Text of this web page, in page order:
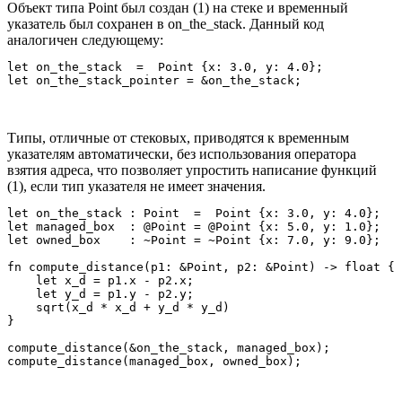
Объект типа Point был создан (1) на стеке и временный
указатель был сохранен в on_the_stack. Данный код
аналогичен следующему:
let on_the_stack  =  Point {x: 3.0, y: 4.0};
Типы, отличные от стековых, приводятся к временным
указателям автоматически, без использования оператора
взятия адреса, что позволяет упростить написание функций
(1), если тип указателя не имеет значения.
let on_the_stack : Point  =  Point {x: 3.0, y: 4.0};
let managed_box  : @Point = @Point {x: 5.0, y: 1.0};
let owned_box    : ~Point = ~Point {x: 7.0, y: 9.0};
fn compute_distance(p1: &Point, p2: &Point) ->
    let x_d = p1.x - p2.x;
    let y_d = p1.y - p2.y;
    sqrt(x_d * x_d + y_d * y_d)
}
compute_distance(&on_the_stack, managed_box);